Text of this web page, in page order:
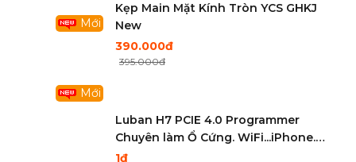
Mới
Kẹp Main Mặt Kính Tròn YCS GHKJ
New
390.000đ
395.000đ
Mới
Luban H7 PCIE 4.0 Programmer
Chuyên làm Ổ Cứng. WiFi...iPhone.
iPad. Macbook. iMac...
1đ